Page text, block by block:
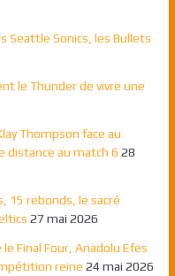
Seattle Sonics, les Bullets
le Thunder de vivre une
Thompson face au
distance au match 6 28
15 rebonds, le sacré
27 mai 2026
Final Four, Anadolu Efes
reine 24 mai 2026